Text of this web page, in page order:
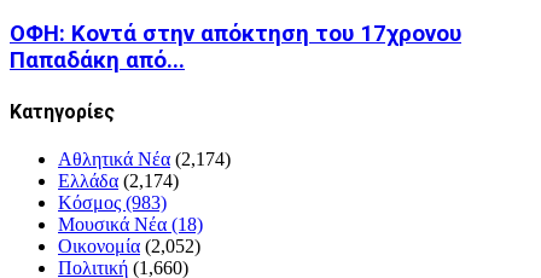
ΟΦΗ: Κοντά στην απόκτηση του 17χρονου
Παπαδάκη από...
Kατηγορίες
Αθλητικά Νέα (2,174)
Ελλάδα (2,174)
Κόσμος (983)
Μουσικά Νέα (18)
Οικονομία (2,052)
Πολιτική (1,660)